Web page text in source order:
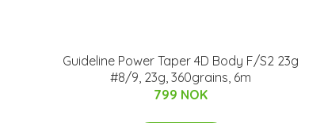
Guideline Power Taper 4D Body F/S2 23g
#8/9, 23g, 360grains, 6m
799 NOK